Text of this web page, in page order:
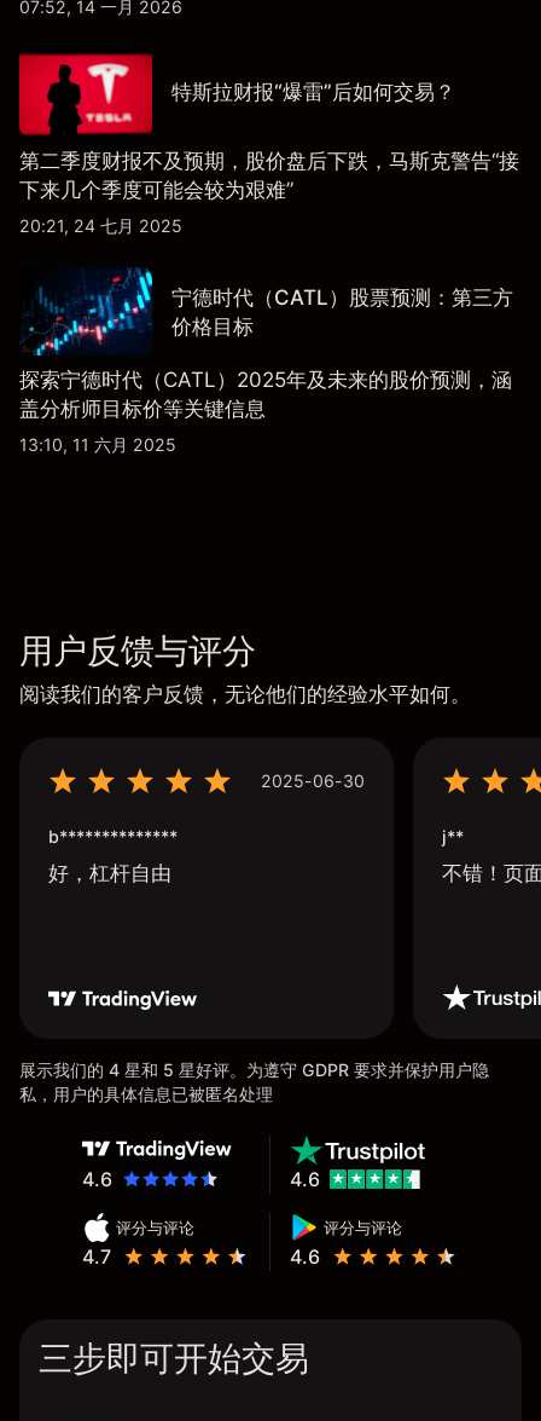
07:52, 14 一月 2026
特斯拉财报“爆雷”后如何交易？
第二季度财报不及预期，股价盘后下跌，马斯克警告“接
下来几个季度可能会较为艰难”
20:21, 24 七月 2025
宁德时代（CATL）股票预测：第三方
价格目标
探索宁德时代（CATL）2025年及未来的股价预测，涵
盖分析师目标价等关键信息
13:10, 11 六月 2025
用户反馈与评分
阅读我们的客户反馈，无论他们的经验水平如何。
2025-06-30
b**************
好，杠杆自由
j**
不错！页
展示我们的 4 星和 5 星好评。为遵守 GDPR 要求并保护用户隐
私，用户的具体信息已被匿名处理
4.6
评分与评论
4.7
评分与评论
4.6
4.6
三步即可开始交易